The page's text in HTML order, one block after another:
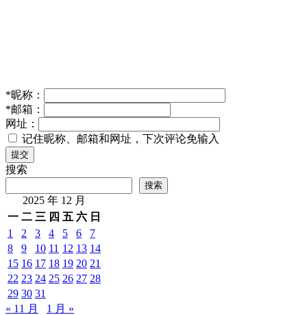
*昵称：
*邮箱：
网址：
记住昵称、邮箱和网址，下次评论免输入
提交
搜索
搜索
2025 年 12 月
一 二 三 四 五 六 日
1
2 3 4 5 6
7
8
9 10 11 12 13 14
15 16 17 18 19 20 21
22 23 24 25 26 27 28
29 30 31
« 11 月
1 月 »